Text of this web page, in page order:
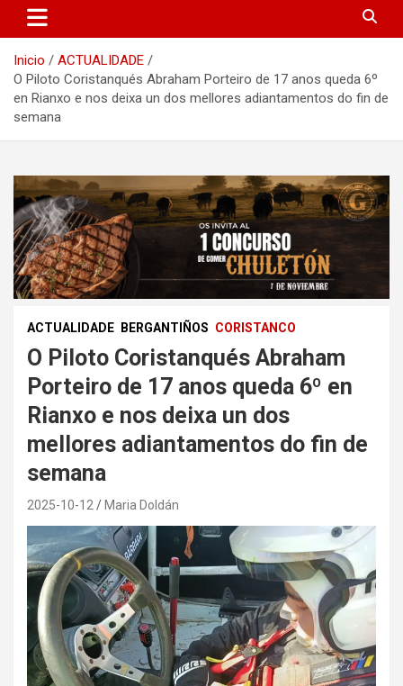
Inicio
ACTUALIDADE
O Piloto Coristanqués Abraham Porteiro de 17 anos queda 6º
en Rianxo e nos deixa un dos mellores adiantamentos do fin de
semana
ACTUALIDADE BERGANTIÑOS CORISTANCO
O Piloto Coristanqués Abraham
Porteiro de 17 anos queda 6º en
Rianxo e nos deixa un dos
mellores adiantamentos do fin de
semana
2025-10-12 Maria Doldán